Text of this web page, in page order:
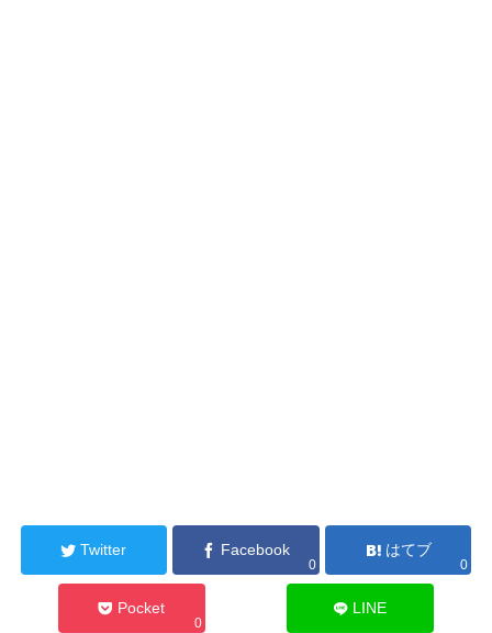
Twitter Facebook
0
はてブ
0
Pocket
0
LINE